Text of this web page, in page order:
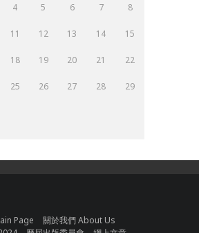
4 5 6 7 8
11 12 13 14 15
18 19 20 21 22
25 26 27 28 29
Page
關於我們 About Us